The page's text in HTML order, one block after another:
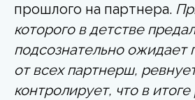
прошлого на партнера.
которого в детстве
подсознательно ожидает
от всех партнерш,
контролирует, что в